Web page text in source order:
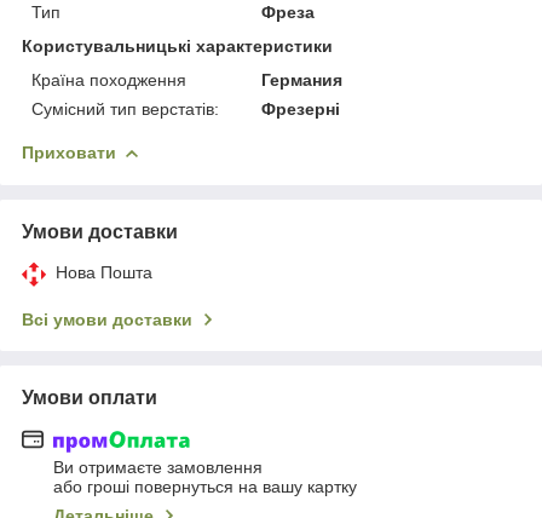
Тип
Фреза
Користувальницькі характеристики
Країна походження
Германия
Сумісний тип верстатів:
Фрезерні
Приховати
Умови доставки
Нова Пошта
Всі умови доставки
Умови оплати
Ви отримаєте замовлення
або гроші повернуться на вашу картку